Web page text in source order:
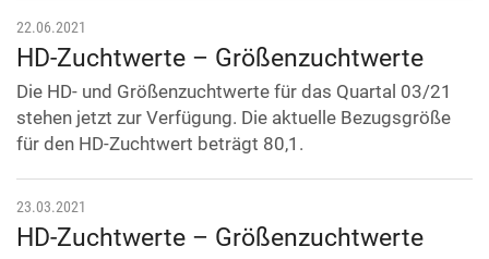
22.06.2021
HD-Zuchtwerte – Größenzuchtwerte
Die HD- und Größenzuchtwerte für das Quartal 03/21
stehen jetzt zur Verfügung. Die aktuelle Bezugsgröße
für den HD-Zuchtwert beträgt 80,1.
23.03.2021
HD-Zuchtwerte – Größenzuchtwerte